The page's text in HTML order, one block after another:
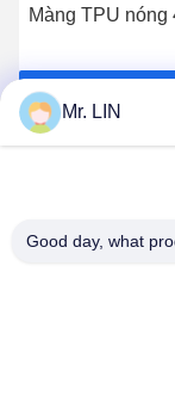
Màng TPU nóng
Nhận giá
Mr. LIN
Good day, what